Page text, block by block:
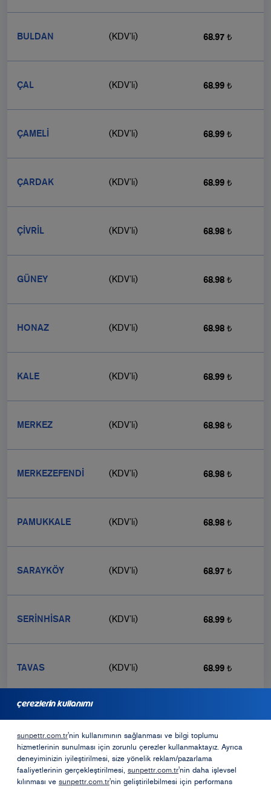
çerezlerin kullanımı
sunpettr.com.tr'nin kullanımının sağlanması ve bilgi toplumu
hizmetlerinin sunulması için zorunlu çerezler kullanmaktayız. Ayrıca
deneyiminizin iyileştirilmesi, size yönelik reklam/pazarlama
faaliyetlerinin gerçekleştirilmesi, sunpettr.com.tr'nin daha işlevsel
kılınması ve sunpettr.com.tr'nin geliştirilebilmesi için performans
BULDAN (KDV’li) 68.97 ₺
ÇAL (KDV’li) 68.99 ₺
ÇAMELİ (KDV’li) 68.99 ₺
ÇARDAK (KDV’li) 68.99 ₺
ÇİVRİL (KDV’li) 68.98 ₺
GÜNEY (KDV’li) 68.98 ₺
HONAZ (KDV’li) 68.98 ₺
KALE (KDV’li) 68.99 ₺
MERKEZ (KDV’li) 68.98 ₺
MERKEZEFENDİ (KDV’li) 68.98 ₺
PAMUKKALE (KDV’li) 68.98 ₺
SARAYKÖY (KDV’li) 68.97 ₺
SERİNHİSAR (KDV’li) 68.99 ₺
TAVAS (KDV’li) 68.99 ₺
Bayilik Formu